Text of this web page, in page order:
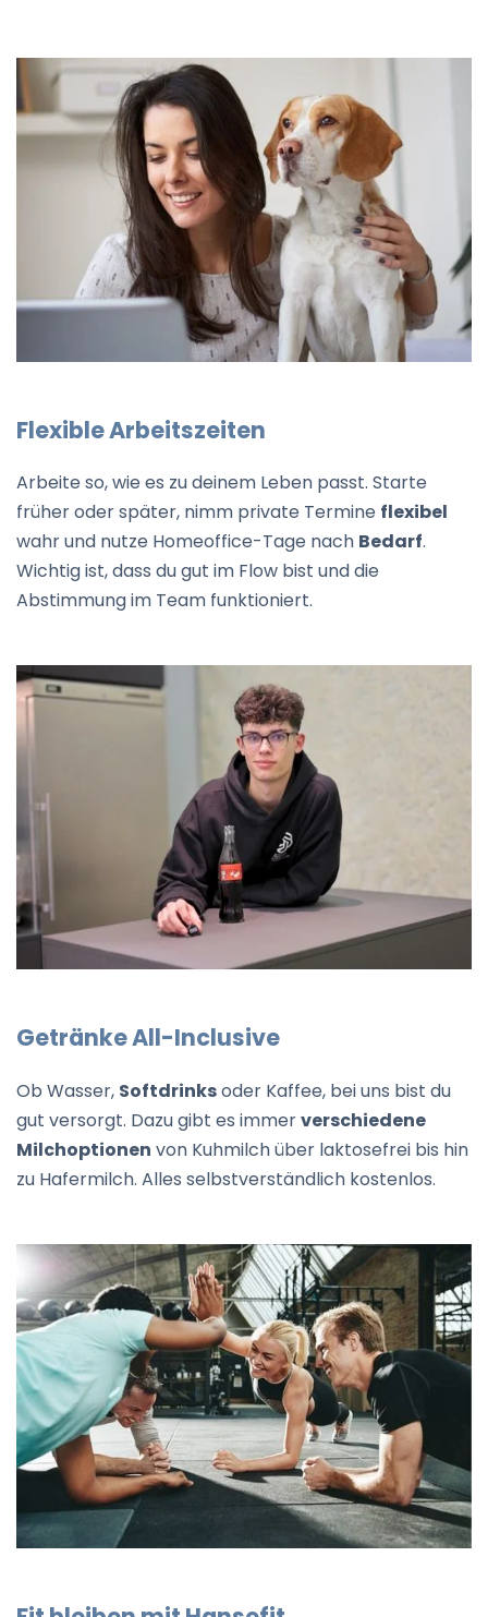
Flexible Arbeitszeiten
Arbeite so, wie es zu deinem Leben passt. Starte
früher oder später, nimm private Termine flexibel
wahr und nutze Homeoffice-Tage nach Bedarf.
Wichtig ist, dass du gut im Flow bist und die
Abstimmung im Team funktioniert.
Getränke All-Inclusive
Ob Wasser, Softdrinksoder Kaffee, bei uns bist du
gut versorgt. Dazu gibt es immerverschiedene
Milchoptionen von Kuhmilch über laktosefrei bis hin
zu Hafermilch. Alles selbstverständlich kostenlos.